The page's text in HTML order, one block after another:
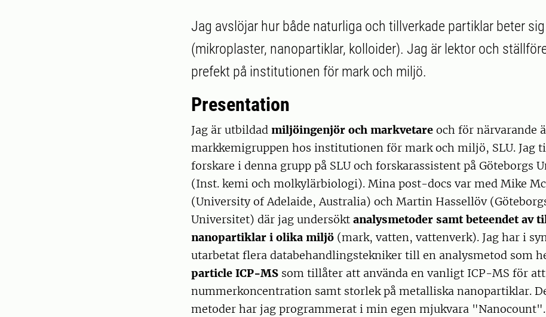
Jag avslöjar hur både naturliga och tillverkade partiklar beter
(mikroplaster, nanopartiklar, kolloider). Jag är lektor och
prefekt på institutionen för mark och miljö.
Presentation
Jag är utbildad miljöingenjör och markvetare och för närvarande
markkemigruppen hos institutionen för mark och miljö, SLU. Jag
forskare i denna grupp på SLU och forskarassistent på Göteborgs
(Inst. kemi och molkylärbiologi). Mina post-docs var med Mike
(University of Adelaide, Australia) och Martin Hassellöv
Universitet) där jag undersökt analysmetoder samt beteendet av
nanopartiklar i olika miljö (mark, vatten, vattenverk). Jag har i
utarbetat flera databehandlingstekniker till en analysmetod som
particle ICP-MS som tillåter att använda en vanligt ICP-MS för att
nummerkoncentration samt storlek på metalliska nanopartiklar.
metoder har jag programmerat i min egen mjukvara